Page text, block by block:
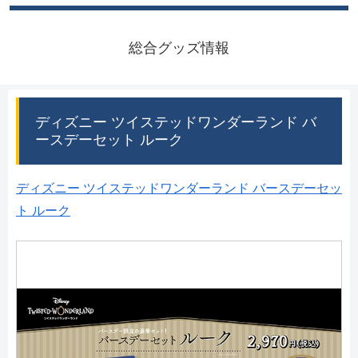
総合グッズ情報
ディズニー ツイステッドワンダーランド バ
ースデーセット ルーク
ディズニー ツイステッドワンダーランド バースデーセッ
ト ルーク